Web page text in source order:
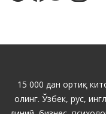
15 000 дан ортиқ
олинг. Ўзбек, рус,